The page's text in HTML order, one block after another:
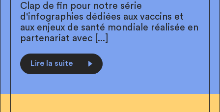
Clap de fin pour notre série
d'infographies dédiées aux vaccins et
aux enjeux de santé mondiale réalisée en
partenariat avec [...]
Lire la suite